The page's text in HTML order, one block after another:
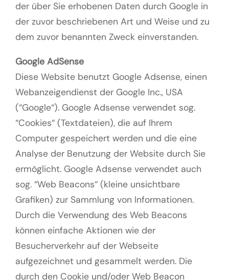
der über Sie erhobenen Daten durch Google in
der zuvor beschriebenen Art und Weise und zu
dem zuvor benannten Zweck einverstanden.
Google AdSense
Diese Website benutzt Google Adsense, einen
Webanzeigendienst der Google Inc., USA
(“Google“). Google Adsense verwendet sog.
“Cookies“ (Textdateien), die auf Ihrem
Computer gespeichert werden und die eine
Analyse der Benutzung der Website durch Sie
ermöglicht. Google Adsense verwendet auch
sog. “Web Beacons“ (kleine unsichtbare
Grafiken) zur Sammlung von Informationen.
Durch die Verwendung des Web Beacons
können einfache Aktionen wie der
Besucherverkehr auf der Webseite
aufgezeichnet und gesammelt werden. Die
durch den Cookie und/oder Web Beacon